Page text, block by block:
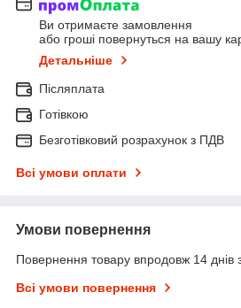
Ви отримаєте замовлення
або гроші повернуться на вашу
Детальніше
Післяплата
Готівкою
Безготівковий розрахунок з ПДВ
Всі умови оплати
Умови повернення
Повернення товару впродовж 14 днів
Всі умови повернення